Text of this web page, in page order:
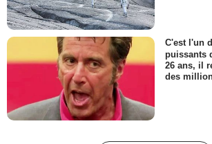
C'est l'un
puissants
26 ans, il
des